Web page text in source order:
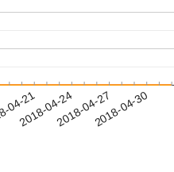
04-21
2018-04-242018-04-272018-04-30